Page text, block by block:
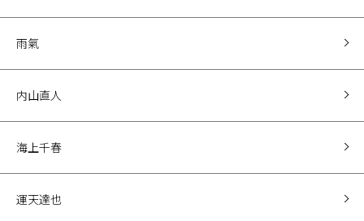
雨氣
内山直人
海上千春
運天達也